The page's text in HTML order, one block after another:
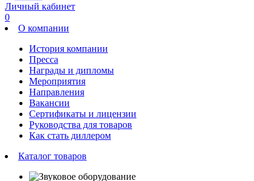
Личный кабинет
0
О компании
История компании
Пресса
Награды и дипломы
Мероприятия
Направления
Вакансии
Сертификаты и лицензии
Руководства для товаров
Как стать диллером
Каталог товаров